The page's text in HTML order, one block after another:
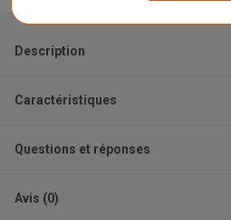
Description
Caractéristiques
Questions et réponses
Avis (0)